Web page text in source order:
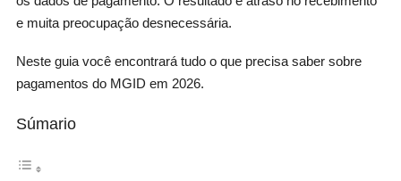
e muita preocupação desnecessária.
Neste guia você encontrará tudo o que precisa saber sobre
pagamentos do MGID em 2026.
Súmario